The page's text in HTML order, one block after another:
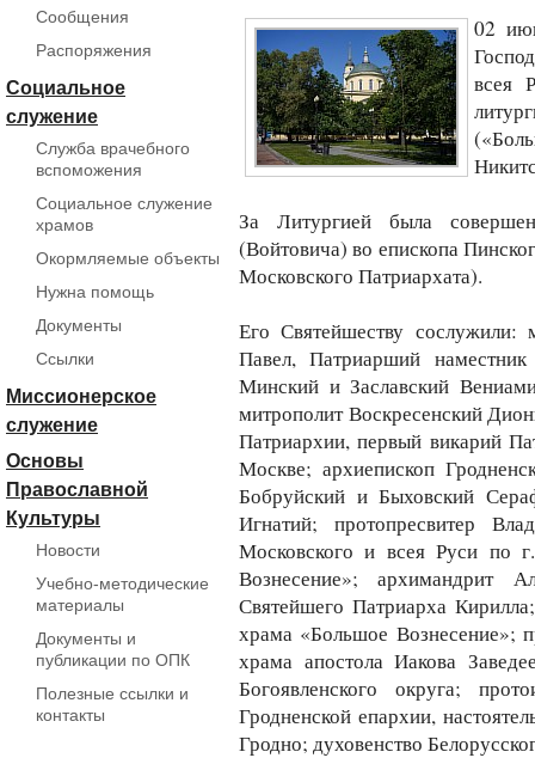
Сообщения
Распоряжения
Социальное
служение
Служба врачебного
вспоможения
Социальное служение
храмов
Окормляемые объекты
Нужна помощь
Документы
Ссылки
Миссионерское
служение
Основы
Православной
Культуры
Новости
Учебно-методические
материалы
Документы и
публикации по ОПК
Полезные ссылки и
контакты
02
всея
За Литургией была
(Войтовича) во епископа
Московского Патриархата).
Его Святейшеству сослужили:
Павел, Патриарший
Минский и Заславский
митрополит Воскресенский
Патриархии, первый викарий
Москве; архиепископ
Бобруйский и Быховский
Игнатий; протопресвитер
Московского и всея Руси по
Вознесение»; архимандрит
Святейшего Патриарха
храма «Большое Вознесение»;
храма апостола Иакова
Богоявленского округа;
Гродненской епархии,
Гродно; духовенство